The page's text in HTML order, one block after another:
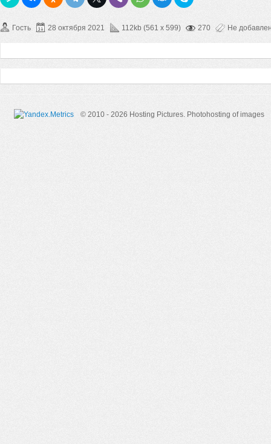
Гость 28 октября 2021 112kb (561 x 599) 270 Не
© 2010 - 2026 Hosting Pictures. Photohosting of images